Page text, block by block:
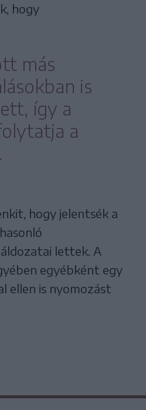
hogy
más
is
így a
a
hogy jelentsék a
lettek. A
egyébként egy
ellen is nyomozást